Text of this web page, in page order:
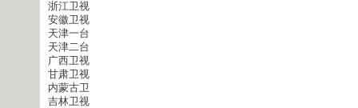
浙江卫视
安徽卫视
天津一台
天津二台
广西卫视
甘肃卫视
内蒙古卫
吉林卫视